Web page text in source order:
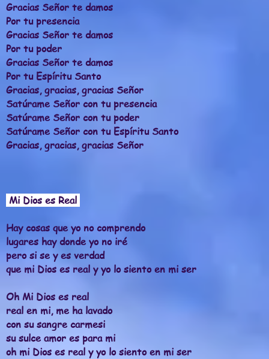
Gracias Señor te damos
Por tu presencia
Gracias Señor te damos
Por tu poder
Gracias Señor te damos
Por tu Espíritu Santo
Gracias, gracias, gracias Señor
Satúrame Señor con tu presencia
Satúrame Señor con tu poder
Satúrame Señor con tu Espíritu Santo
Gracias, gracias, gracias Señor
Mi Dios es Real
Hay cosas que yo no comprendo
lugares hay donde yo no iré
pero si se y es verdad
que mi Dios es real y yo lo siento en mi ser
Oh Mi Dios es real
real en mi, me ha lavado
con su sangre carmesi
su sulce amor es para mi
oh mi Dios es real y yo lo siento en mi ser